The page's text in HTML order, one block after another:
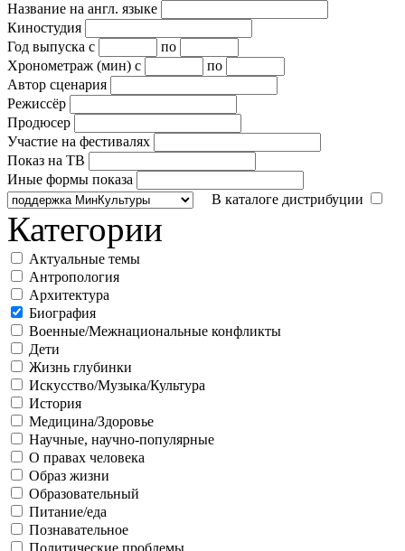
Название на англ. языке
Киностудия
Год выпуска с
по
Хронометраж (мин) с
по
Автор сценария
Режиссёр
Продюсер
Участие на фестивалях
Показ на ТВ
Иные формы показа
В каталоге дистрибуции
Категории
Актуальные темы
Антропология
Архитектура
Биография
Военные/Межнациональные конфликты
Дети
Жизнь глубинки
Искусство/Музыка/Культура
История
Медицина/Здоровье
Научные, научно-популярные
О правах человека
Образ жизни
Образовательный
Питание/еда
Познавательное